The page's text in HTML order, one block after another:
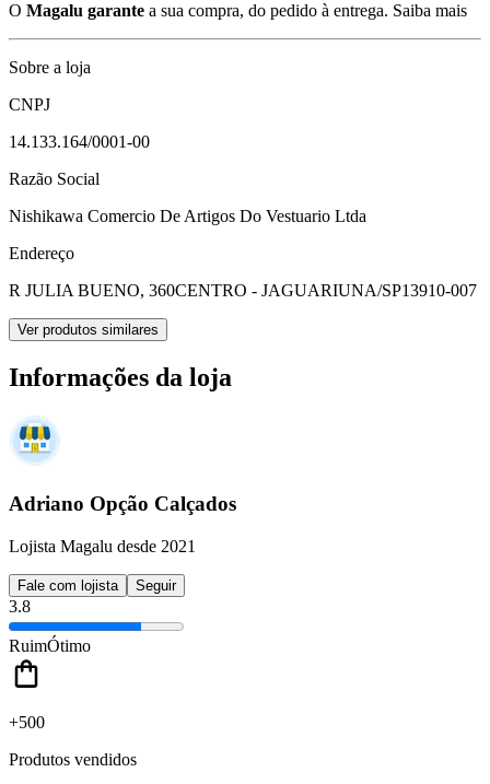
O Magalu garante a sua compra, do pedido à entrega. Saiba mais
Sobre a loja
CNPJ
14.133.164/0001-00
Razão Social
Nishikawa Comercio De Artigos Do Vestuario Ltda
Endereço
R JULIA BUENO, 360CENTRO - JAGUARIUNA/SP13910-007
Ver produtos similares
Informações da loja
Adriano Opção Calçados
Lojista Magalu desde 2021
Fale com lojista Seguir
3.8
RuimÓtimo
+500
Produtos vendidos